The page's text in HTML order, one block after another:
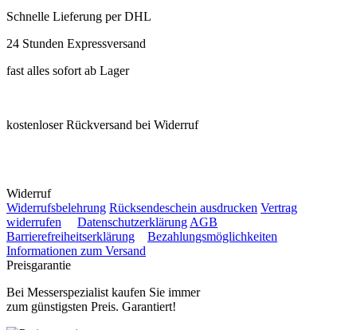
Schnelle Lieferung per DHL
24 Stunden Expressversand
fast alles sofort ab Lager
kostenloser Rückversand bei Widerruf
Widerruf
Widerrufsbelehrung Rücksendeschein ausdrucken Vertrag
widerrufen
Datenschutzerklärung AGB
Barrierefreiheitserklärung
Bezahlungsmöglichkeiten
Informationen zum Versand
Preisgarantie
Bei Messerspezialist kaufen Sie immer
zum günstigsten Preis. Garantiert!